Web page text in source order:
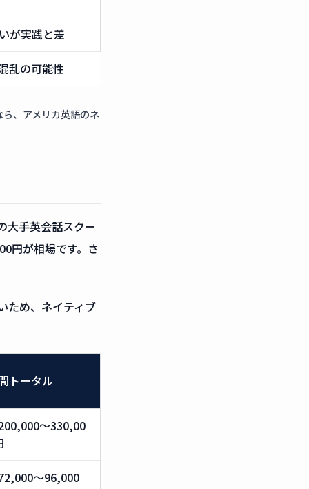
が実践と差
乱の可能性
、アメリカ英語のネ
大手英会話スクー
円が相場です。さ
ため、ネイティブ
トータル
〜330,00
〜96,000